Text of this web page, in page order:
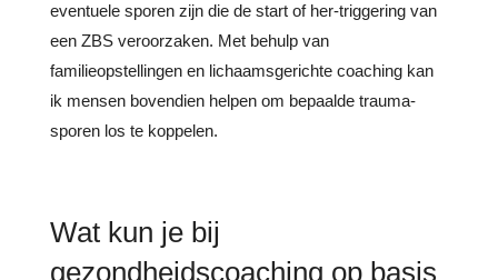
eventuele sporen zijn die de start of her-triggering van
een ZBS veroorzaken. Met behulp van
familieopstellingen en lichaamsgerichte coaching kan
ik mensen bovendien helpen om bepaalde trauma-
sporen los te koppelen.
Wat kun je bij
gezondheidscoaching op basis